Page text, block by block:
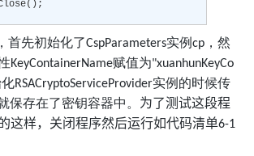
首先初始化了CspParameters实例cp ，然
KeyContainerName赋值为"xuanhunKeyCo
RSACryptoServiceProvider实例的时候传
保存在了密钥容器中。 为了测试这段程
这样，关闭程序然后运行如代码清单6-1